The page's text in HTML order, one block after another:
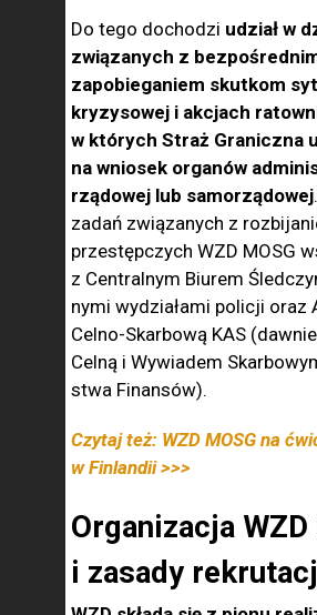
Do tego dochodzi udział w
związanych z
zapobieganiem skutkom
kryzyso­wej i akcjach
w których Straż Graniczna
na wniosek organów
rządowej lub samorządowej
zadań związanych z
przestępczych WZD MOSG
z Centralnym Biurem
nymi wydziałami policji oraz
Celno-Skarbową KAS
Celną i Wywiadem
stwa Finansów).
Czytaj też: WZD MOSG na
w Finlandii >>>
Organizacja WZD
i zasady